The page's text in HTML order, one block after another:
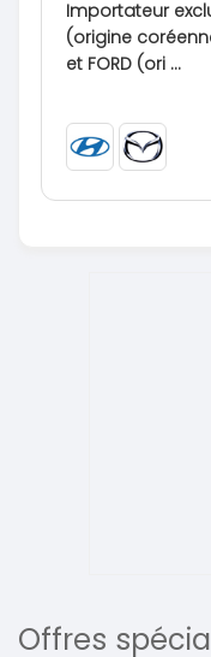
Importateur
(origine
et FORD (ori ...
Offres